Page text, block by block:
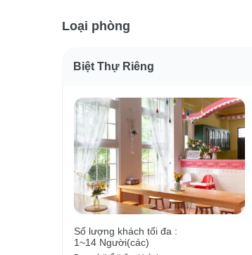
Loại phòng
Biệt Thự Riêng
Số lượng khách tối đa :
1~14 Người(các)